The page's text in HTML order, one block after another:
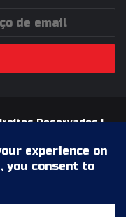
Reservados |
Portugal
de Privacidade